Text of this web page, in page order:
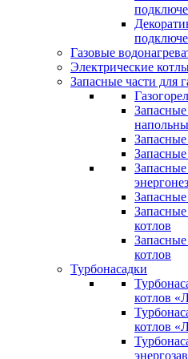
Газовые
Электрические
Запасные части для
Запасные
Запасные
Запасные
котлов
котлов
Турбонасадки
котлов
котлов